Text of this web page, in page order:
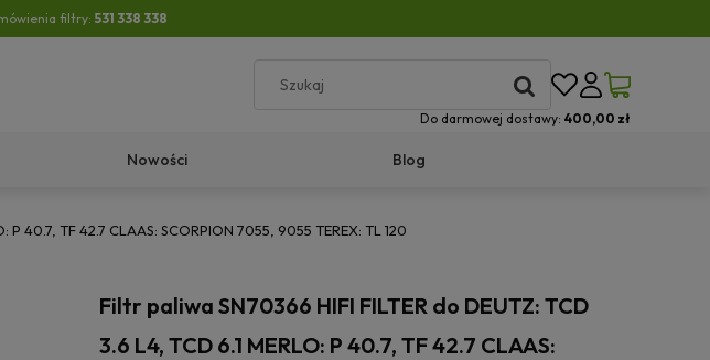
filtry: 531 338 338
Do darmowej dostawy: 400,00 zł
Nowości Blog
P 40.7, TF 42.7 CLAAS: SCORPION 7055, 9055 TEREX: TL 120
Filtr paliwa SN70366 HIFI FILTER do DEUTZ: TCD
3.6 L4, TCD 6.1 MERLO: P 40.7, TF 42.7 CLAAS: